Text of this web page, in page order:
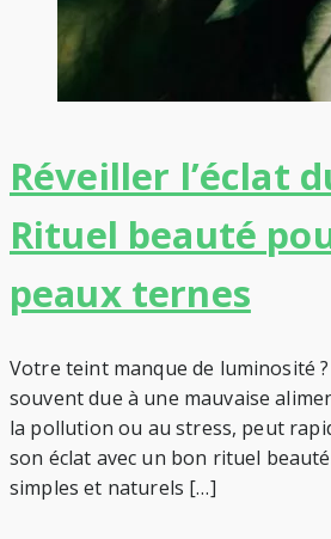
Réveiller l’éclat
Rituel beauté
peaux ternes
Votre teint manque de luminosité
souvent due à une mauvaise
la pollution ou au stress, peut
son éclat avec un bon rituel
simples et naturels […]